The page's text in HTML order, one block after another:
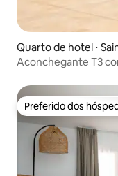
Quarto de hotel ⋅
Aconchegante T3
Preferido dos
Preferido dos